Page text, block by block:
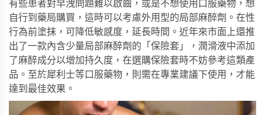
有些患者對早洩問題難以啟齒，或是不想使用口服藥物，想
自行到藥局購買，這時可以考慮外用型的局部麻醉劑。在性
行為前塗抹，可降低敏感度，延長時間。近年來市面上還推
出了一款內含少量局部麻醉劑的「保險套」，潤滑液中添加
了麻醉成分以增加持久度，在選購保險套時不妨參考這類產
品。至於犀利士等口服藥物，則需在專業建議下使用，才能
達到最佳效果。